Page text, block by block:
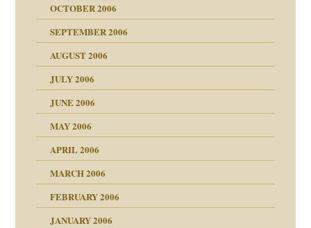
OCTOBER 2006
SEPTEMBER 2006
AUGUST 2006
JULY 2006
JUNE 2006
MAY 2006
APRIL 2006
MARCH 2006
FEBRUARY 2006
JANUARY 2006